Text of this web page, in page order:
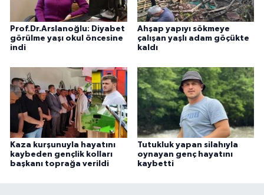
Prof.Dr.Arslanoğlu: Diyabet
görülme yaşı okul öncesine
indi
Ahşap yapıyı sökmeye
çalışan yaşlı adam göçükte
kaldı
Kaza kurşunuyla hayatını
kaybeden gençlik kolları
başkanı toprağa verildi
Tutukluk yapan silahıyla
oynayan genç hayatını
kaybetti